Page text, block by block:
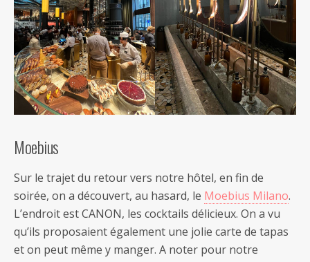
Moebius
Sur le trajet du retour vers notre hôtel, en fin de
soirée, on a découvert, au hasard, le Moebius Milano.
L’endroit est CANON, les cocktails délicieux. On a vu
qu’ils proposaient également une jolie carte de tapas
et on peut même y manger. A noter pour notre